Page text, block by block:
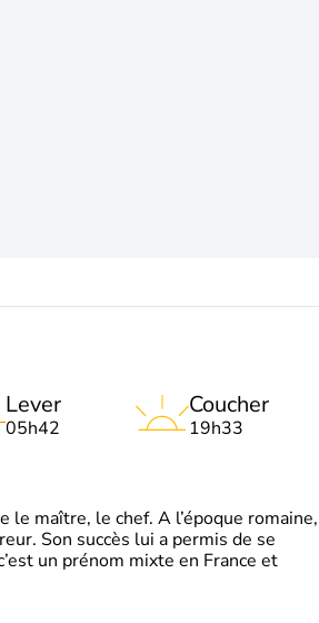
Lever
05h42
Coucher
19h33
maître, le chef. A l’époque romaine,
Son succès lui a permis de se
un prénom mixte en France et